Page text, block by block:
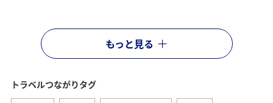
もっと見る
トラベルつながりタグ